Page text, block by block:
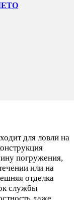
для ловли на
погружения,
или на
отделка
службы